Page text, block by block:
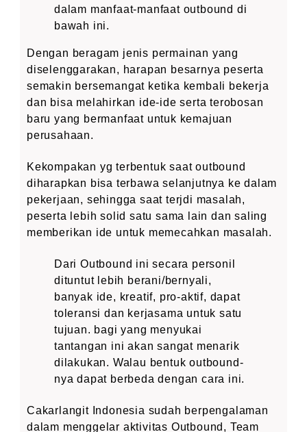
dalam manfaat-manfaat outbound di
bawah ini.
Dengan beragam jenis permainan yang
diselenggarakan, harapan besarnya peserta
semakin bersemangat ketika kembali bekerja
dan bisa melahirkan ide-ide serta terobosan
baru yang bermanfaat untuk kemajuan
perusahaan.
Kekompakan yg terbentuk saat outbound
diharapkan bisa terbawa selanjutnya ke dalam
pekerjaan, sehingga saat terjdi masalah,
peserta lebih solid satu sama lain dan saling
memberikan ide untuk memecahkan masalah.
Dari Outbound ini secara personil
dituntut lebih berani/bernyali,
banyak ide, kreatif, pro-aktif, dapat
toleransi dan kerjasama untuk satu
tujuan. bagi yang menyukai
tantangan ini akan sangat menarik
dilakukan. Walau bentuk outbound-
nya dapat berbeda dengan cara ini.
Cakarlangit Indonesia sudah berpengalaman
dalam menggelar aktivitas Outbound, Team